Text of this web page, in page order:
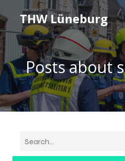
THW Lüneburg
Posts about